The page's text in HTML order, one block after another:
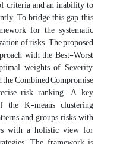
criteria and an inability to
To bridge this gap, this
for the systematic
of risks. The proposed
with the Best-Worst
weights of Severity,
the Combined Compromise
risk ranking. A key
K-means clustering
and groups risks with
with a holistic view for